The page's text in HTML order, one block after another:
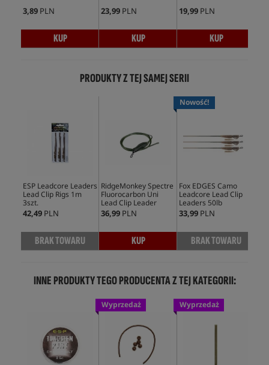
3,89 PLN
KUP
23,99 PLN
KUP
19,99 PLN
KUP
PRODUKTY Z TEJ SAMEJ SERII
ESP Leadcore Leaders
Lead Clip Rigs 1m
3szt.
42,49 PLN
BRAK TOWARU
RidgeMonkey Spectre
Fluorocarbon Uni
Lead Clip Leader
36,99 PLN
KUP
Nowość!
Fox EDGES Camo
Leadcore Lead Clip
Leaders 50lb
33,99 PLN
BRAK TOWARU
INNE PRODUKTY TEGO PRODUCENTA Z TEJ KATEGORII:
Wyprzedaż Wyprzedaż